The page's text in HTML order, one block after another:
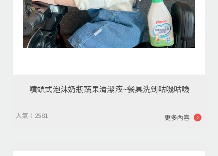
噴頭式泡沫奶瓶蔬果清潔液~餐具洗到咕嘰咕嘰
人氣：2581 更多內容